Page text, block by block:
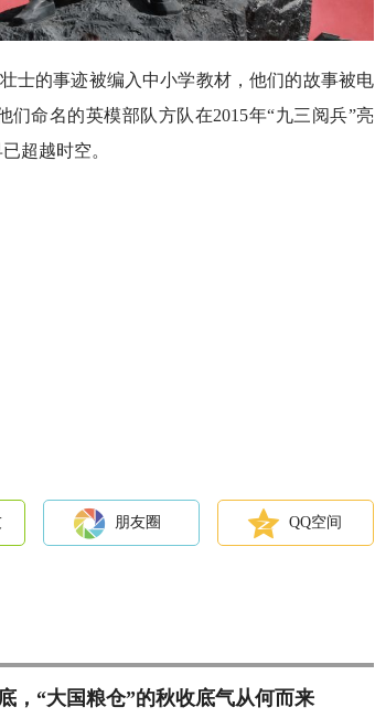
士的事迹被编入中小学教材，他们的故事被电
命名的英模部队方队在2015年“九三阅兵”亮
超越时空。
朋友圈 QQ空间
，“大国粮仓”的秋收底气从何而来